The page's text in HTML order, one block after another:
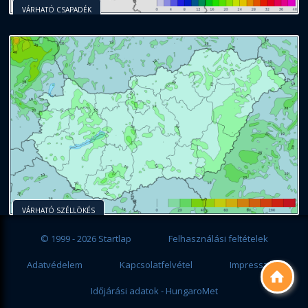

VÁRHATÓ CSAPADÉK
VÁRHATÓ SZÉLLÖKÉS
© 1999 - 2026 Startlap Felhasználási feltételek
Adatvédelem Kapcsolatfelvétel Impresszum
Időjárási adatok - HungaroMet